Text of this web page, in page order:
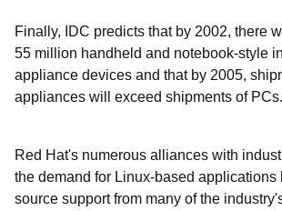
Finally, IDC predicts that by 2002, there
55 million handheld and notebook-style
appliance devices and that by 2005,
appliances will exceed shipments of PCs.
Red Hat's numerous alliances with
the demand for Linux-based applications
source support from many of the